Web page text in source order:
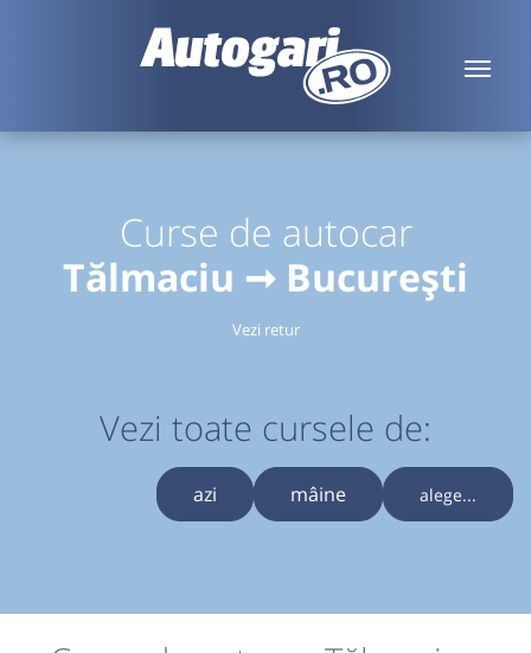
Curse de autocar
Tălmaciu ➞ București
Vezi retur
Vezi toate cursele de:
azi mâine alege...